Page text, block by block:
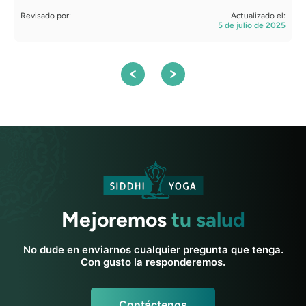
Revisado por:
Actualizado el:
5 de julio de 2025
Mejoremostu salud
No dude en enviarnos cualquier pregunta que tenga.
Con gusto la responderemos.